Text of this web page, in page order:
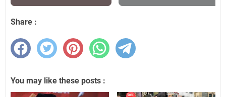
Share :
You may like these posts :